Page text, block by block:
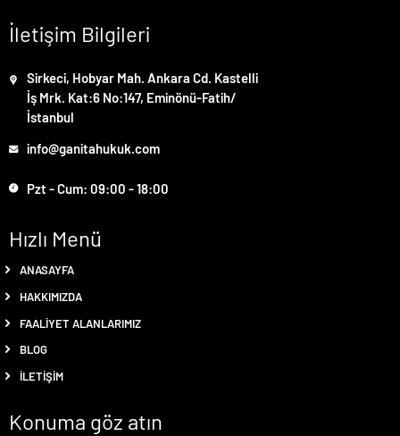
İletişim Bilgileri
Sirkeci, Hobyar Mah. Ankara Cd. Kastelli
İş Mrk. Kat:6 No:147, Eminönü-Fatih/
İstanbul
info@ganitahukuk.com
Pzt - Cum: 09:00 - 18:00
Hızlı Menü
ANASAYFA
HAKKIMIZDA
FAALIYET ALANLARIMIZ
BLOG
İLETIŞIM
Konuma göz atın